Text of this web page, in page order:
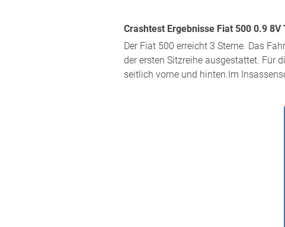
Crashtest Ergebnisse Fiat 500 0.9
Der Fiat 500 erreicht 3 Sterne. Das
der ersten Sitzreihe ausgestattet. Für
seitlich vorne und hinten.Im